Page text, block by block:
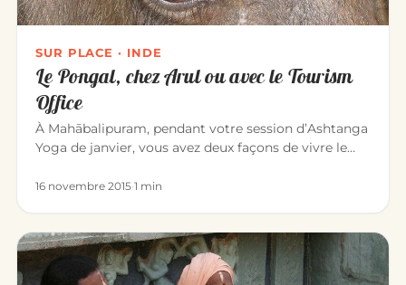
SUR PLACE · INDE
Le Pongal, chez Arul ou avec le Tourism
Office
À Mahābalipuram, pendant votre session d’Ashtanga
Yoga de janvier, vous avez deux façons de vivre le
16 novembre 2015·1 min